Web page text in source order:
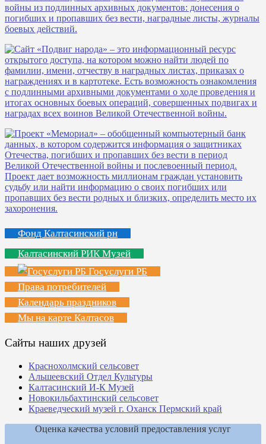
Фонд Калтасинский рн
Калтасинский РИК Музей
Госуслуги РБ
Права потребителей
Календарь праздников
Мы на карте Калтасов
Сайты наших друзей
Краснохолмский сельсовет
Альшеевский Отдел Культуры
Калтасинский И-К Музей
Новокильбахтинский сельсовет
Краеведческий музей г. Оханск Пермский край
Оценка качества условий предоставления услуг